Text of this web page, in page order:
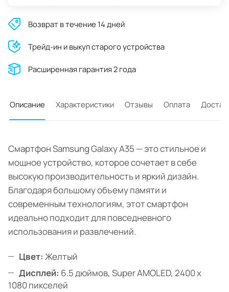
Возврат в течение 14 дней
Трейд-ин и выкуп старого устройства
Расширенная гарантия 2 года
Описание Характеристики Отзывы Оплата
Смартфон Samsung Galaxy A35 — это стильное и
мощное устройство, которое сочетает в себе
высокую производительность и яркий дизайн.
Благодаря большому объему памяти и
современным технологиям, этот смартфон
идеально подходит для повседневного
использования и развлечений.
Цвет: Желтый
Дисплей: 6.5 дюймов, Super AMOLED, 2400 x
1080 пикселей